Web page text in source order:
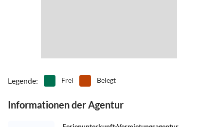
Legende: Frei Belegt
Informationen der Agentur